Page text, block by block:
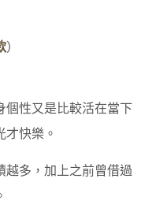
）
個性又是比較活在當下
快樂。
越多，加上之前曾借過